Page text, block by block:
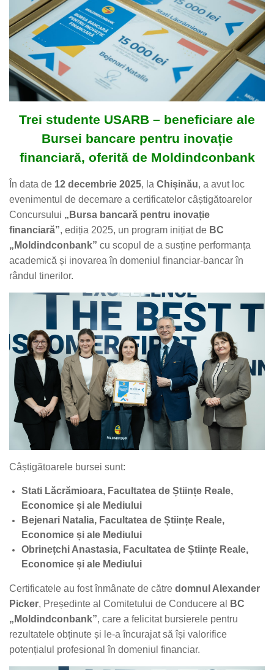
Trei studente USARB – beneficiare ale
Bursei bancare pentru inovație
financiară, oferită de Moldindconbank
În data de 12 decembrie 2025, la Chișinău, a avut loc
evenimentul de decernare a certificatelor câștigătoarelor
Concursului „Bursa bancară pentru inovație
financiară”, ediția 2025, un program inițiat de BC
„Moldindconbank” cu scopul de a susține performanța
academică și inovarea în domeniul financiar-bancar în
rândul tinerilor.
Câștigătoarele bursei sunt:
Stati Lăcrămioara, Facultatea de Științe Reale,
Economice și ale Mediului
Bejenari Natalia, Facultatea de Științe Reale,
Economice și ale Mediului
Obrinețchi Anastasia, Facultatea de Științe Reale,
Economice și ale Mediului
Certificatele au fost înmânate de către domnul Alexander
Picker, Președinte al Comitetului de Conducere al
BC
„Moldindconbank”, care a felicitat bursierele pentru
rezultatele obținute și le-a încurajat să își valorifice
potențialul profesional în domeniul financiar.